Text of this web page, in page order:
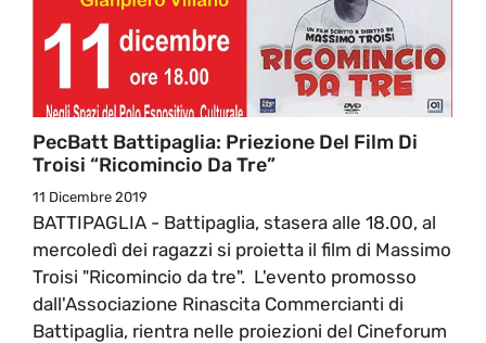
PecBatt Battipaglia: Priezione Del Film Di
Troisi “Ricomincio Da Tre”
11 Dicembre 2019
BATTIPAGLIA - Battipaglia, stasera alle 18.00, al
mercoledì dei ragazzi si proietta il film di Massimo
Troisi "Ricomincio da tre". L'evento promosso
dall'Associazione Rinascita Commercianti di
Battipaglia, rientra nelle proiezioni del Cineforum